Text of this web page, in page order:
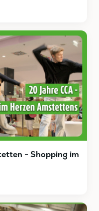
- Shopping im